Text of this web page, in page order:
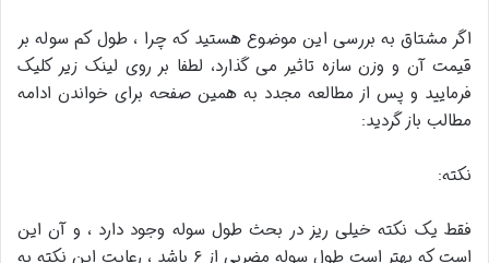
اگر مشتاق به بررسی این موضوع هستید که چرا ، طول کم سوله بر
قیمت آن و وزن سازه تاثیر می گذارد، لطفا بر روی لینک زیر کلیک
فرمایید و پس از مطالعه مجدد به همین صفحه برای خواندن ادامه
مطالب باز گردید:
نکته:
فقط یک نکته خیلی ریز در بحث طول سوله وجود دارد ، و آن این